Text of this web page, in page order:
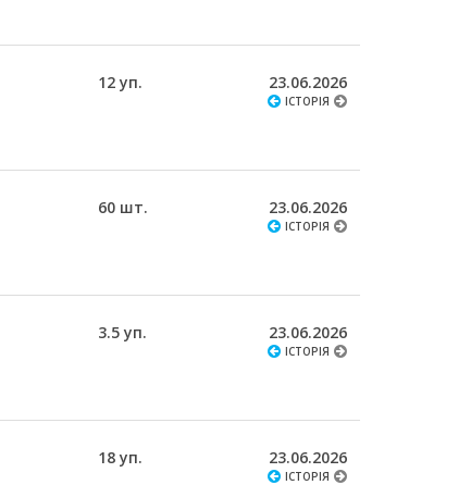
12 уп. 23.06.2026
ІСТОРІЯ
60 шт. 23.06.2026
ІСТОРІЯ
3.5 уп. 23.06.2026
ІСТОРІЯ
18 уп. 23.06.2026
ІСТОРІЯ